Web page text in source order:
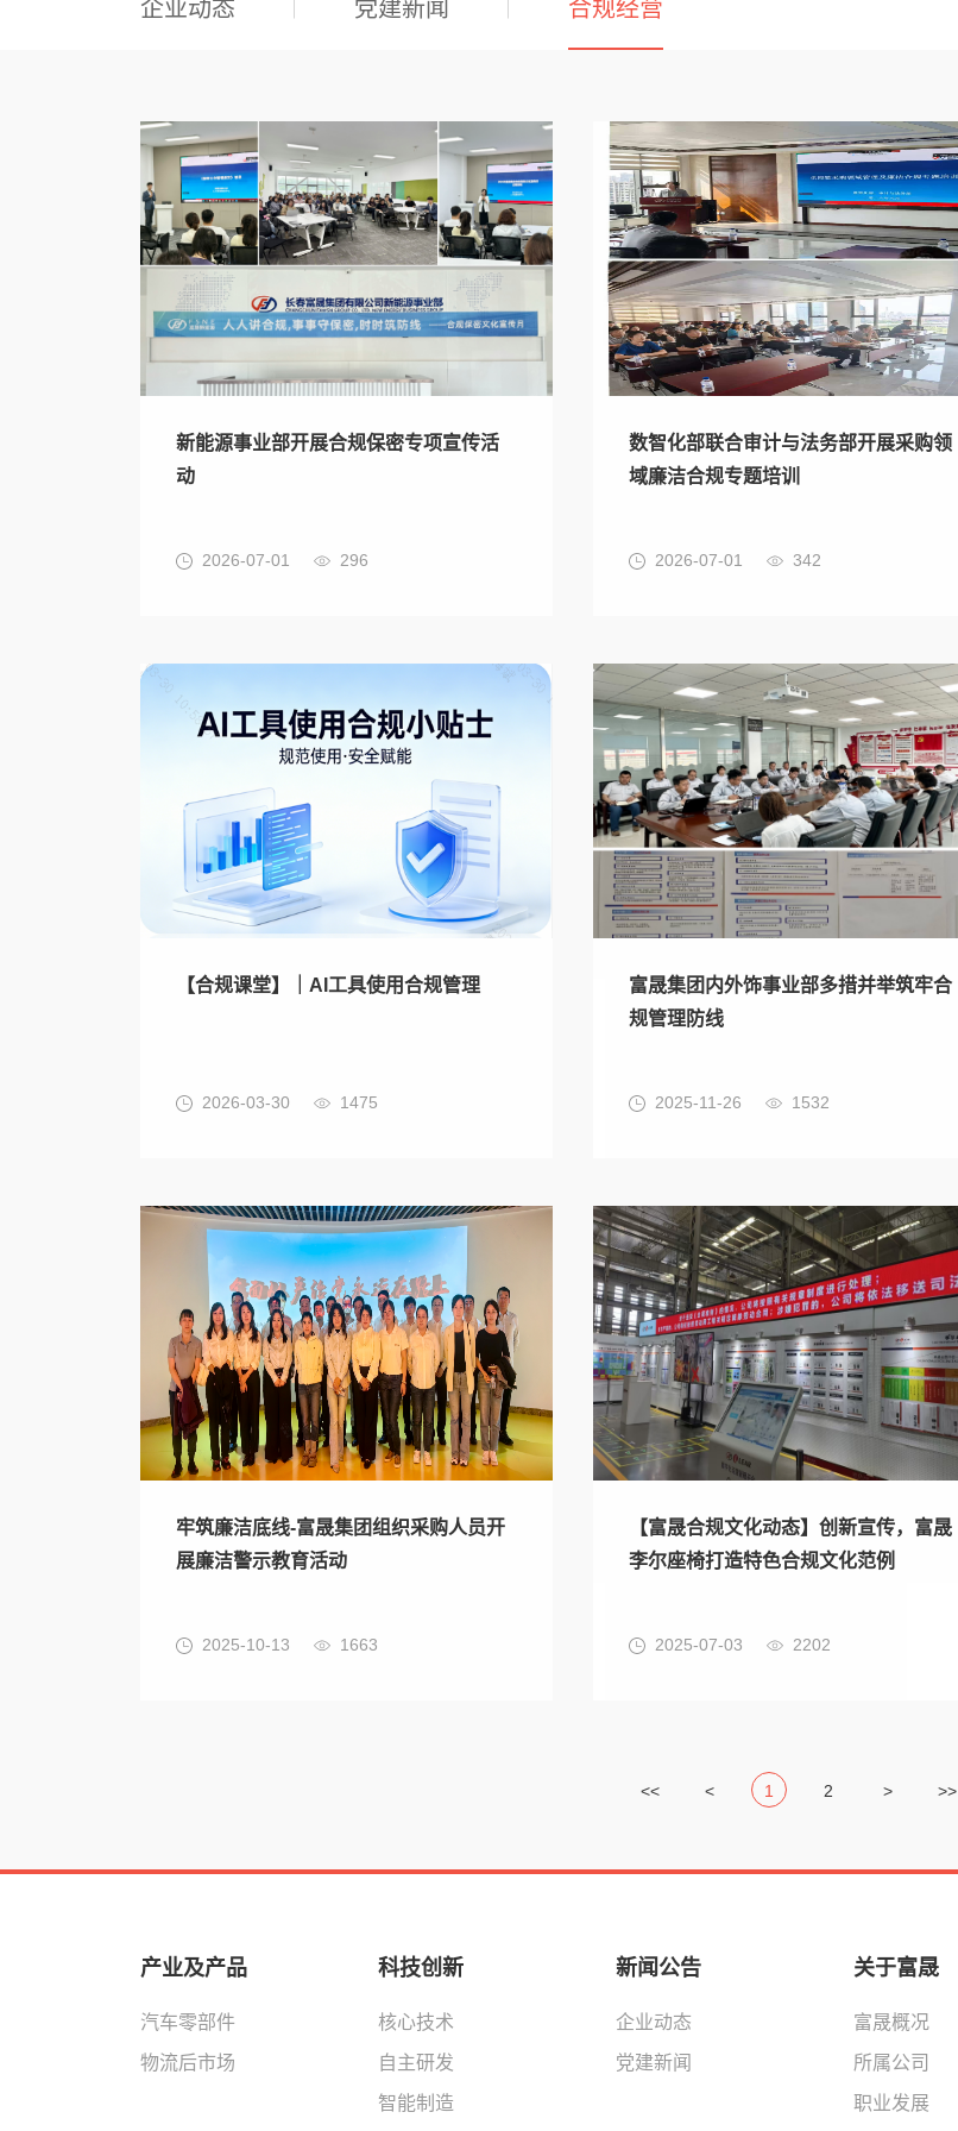
企业动态 党建新闻 合规经营
新能源事业部开展合规保密专项宣传活
动
2026-07-01 296
数智化部联合审计与法务部开展采购领
域廉洁合规专题培训
2026-07-01 342
【合规课堂】｜AI工具使用合规管理
2026-03-30 1475
富晟集团内外饰事业部多措并举筑牢合
规管理防线
2025-11-26 1532
牢筑廉洁底线-富晟集团组织采购人员开
展廉洁警示教育活动
2025-10-13 1663
【富晟合规文化动态】创新宣传，富晟
李尔座椅打造特色合规文化范例
2025-07-03 2202
<< < 1 2 > >>
产业及产品
汽车零部件
物流后市场
科技创新
核心技术
自主研发
智能制造
新闻公告
企业动态
党建新闻
关于富晟
富晟概况
所属公司
职业发展